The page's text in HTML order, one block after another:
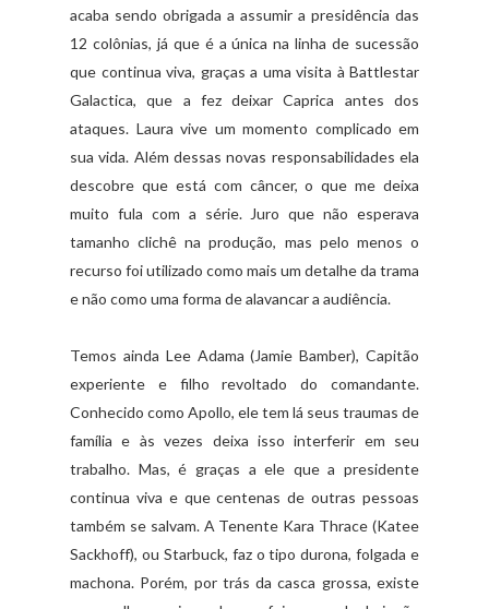
acaba sendo obrigada a assumir a presidência das
12 colônias, já que é a única na linha de sucessão
que continua viva, graças a uma visita à Battlestar
Galactica, que a fez deixar Caprica antes dos
ataques. Laura vive um momento complicado em
sua vida. Além dessas novas responsabilidades ela
descobre que está com câncer, o que me deixa
muito fula com a série. Juro que não esperava
tamanho clichê na produção, mas pelo menos o
recurso foi utilizado como mais um detalhe da trama
e não como uma forma de alavancar a audiência.
Temos ainda Lee Adama (Jamie Bamber), Capitão
experiente e filho revoltado do comandante.
Conhecido como Apollo, ele tem lá seus traumas de
família e às vezes deixa isso interferir em seu
trabalho. Mas, é graças a ele que a presidente
continua viva e que centenas de outras pessoas
também se salvam. A Tenente Kara Thrace (Katee
Sackhoff), ou Starbuck, faz o tipo durona, folgada e
machona. Porém, por trás da casca grossa, existe